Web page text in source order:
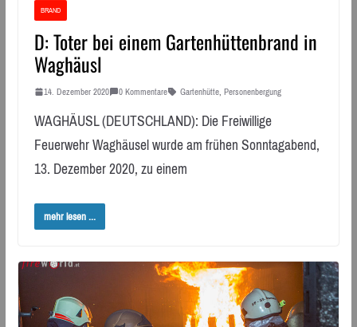
BRAND
D: Toter bei einem Gartenhüttenbrand in
Waghäusl
14. Dezember 2020 0 Kommentare Gartenhütte, Personenbergung
WAGHÄUSL (DEUTSCHLAND): Die Freiwillige
Feuerwehr Waghäusel wurde am frühen Sonntagabend,
13. Dezember 2020, zu einem
mehr lesen ...